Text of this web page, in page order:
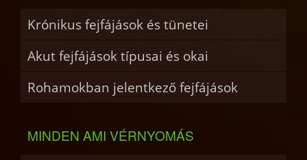
Krónikus fejfájások és tünetei
Akut fejfájások típusai és okai
Rohamokban jelentkező fejfájások
MINDEN AMI VÉRNYOMÁS